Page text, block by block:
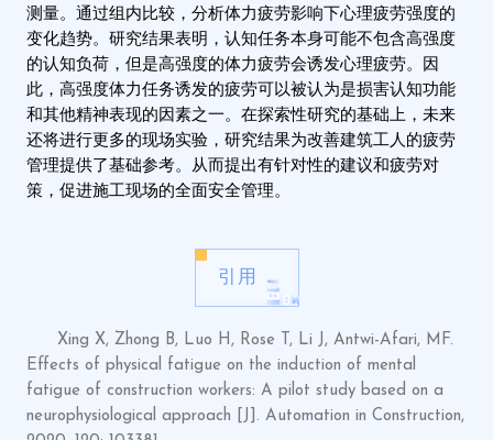
测量。通过组内比较，分析体力疲劳影响下心理疲劳强度的
变化趋势。研究结果表明，认知任务本身可能不包含高强度
的认知负荷，但是高强度的体力疲劳会诱发心理疲劳。因
此，高强度体力任务诱发的疲劳可以被认为是损害认知功能
和其他精神表现的因素之一。在探索性研究的基础上，未来
还将进行更多的现场实验，研究结果为改善建筑工人的疲劳
管理提供了基础参考。从而提出有针对性的建议和疲劳对
策，促进施工现场的全面安全管理。
引用
Xing X, Zhong B, Luo H, Rose T, Li J, Antwi-Afari, MF.
Effects of physical fatigue on the induction of mental
fatigue of construction workers: A pilot study based on a
neurophysiological approach [J]. Automation in Construction,